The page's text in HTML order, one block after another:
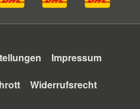
Impressum
Widerrufsrecht